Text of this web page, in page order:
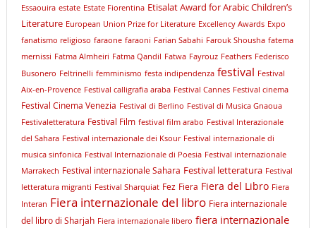
Essaouira estate Estate Fiorentina Etisalat Award for Arabic Children’s
Literature European Union Prize for Literature Excellency Awards Expo
fanatismo religioso faraone faraoni Farian Sabahi Farouk Shousha fatema
mernissi Fatma Almheiri Fatma Qandil Fatwa Fayrouz Feathers Federisco
Busonero Feltrinelli femminismo festa indipendenza festival Festival
Aix-en-Provence Festival calligrafia araba Festival Cannes Festival cinema
Festival Cinema Venezia Festival di Berlino Festival di Musica Gnaoua
Festivaletteratura Festival Film festival film arabo Festival Interazionale
del Sahara Festival internazionale dei Ksour Festival internazionale di
musica sinfonica Festival Internazionale di Poesia Festival internazionale
Marrakech Festival internazionale Sahara Festival letteratura Festival
letteratura migranti Festival Sharquiat Fez Fiera Fiera del Libro Fiera
Interan Fiera internazionale del libro Fiera internazionale
del libro di Sharjah Fiera internazionale libero fiera internazionale